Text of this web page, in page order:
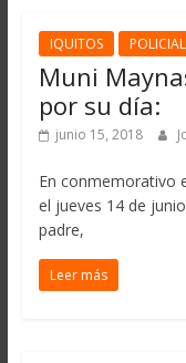
IQUITOS
Muni
por su día:
junio 15, 2018
En conmemorativo
el jueves 14 de
padre,
Leer más